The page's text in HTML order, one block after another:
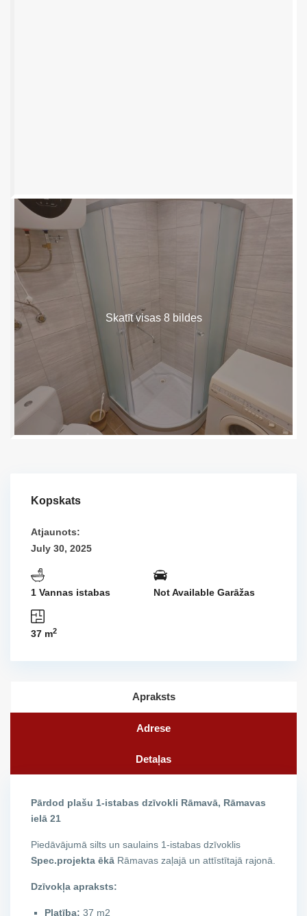
Skatīt visas 8 bildes
Kopskats
Atjaunots:
July 30, 2025
1 Vannas istabas Not Available Garāžas
37 m2
Apraksts
Adrese
Detaļas
Pārdod plašu 1-istabas dzīvokli Rāmavā, Rāmavas
ielā 21
Piedāvājumā silts un saulains 1-istabas dzīvoklis
Spec.projekta ēkā Rāmavas zaļajā un attīstītajā rajonā.
Dzīvokļa apraksts:
Platība: 37 m2